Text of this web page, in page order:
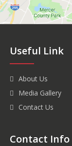
Useful Link
About Us
Media Gallery
Contact Us
Contact Info